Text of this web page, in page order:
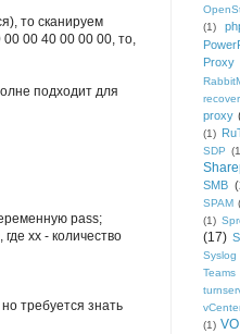
то сканируем
00 40 00 00 00, то,
подходит для
pass;
xx - количество
требуется знать
(1)
Proxy
recover
proxy
(1)
SDP
SMB
SPAM
(1)
(17)
Syslog
Teams
(1)